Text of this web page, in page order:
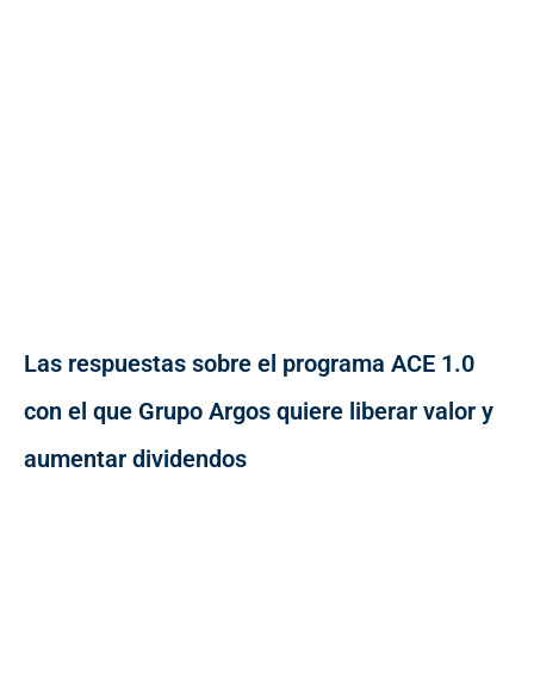
Las respuestas sobre el programa ACE 1.0
con el que Grupo Argos quiere liberar valor y
aumentar dividendos